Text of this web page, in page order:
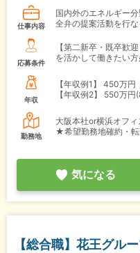
仕事内容
国内外のエネルギー
全弁の提案活動を行な
応募条件
【第二新卒・既卒歓
を活かして働きたい
年収
【年収例1】
450万円
【年収例2】
550万円
勤務地
大阪本社or横浜オフ
★希望勤務地確約・転
気になる
【総合職】花王グル